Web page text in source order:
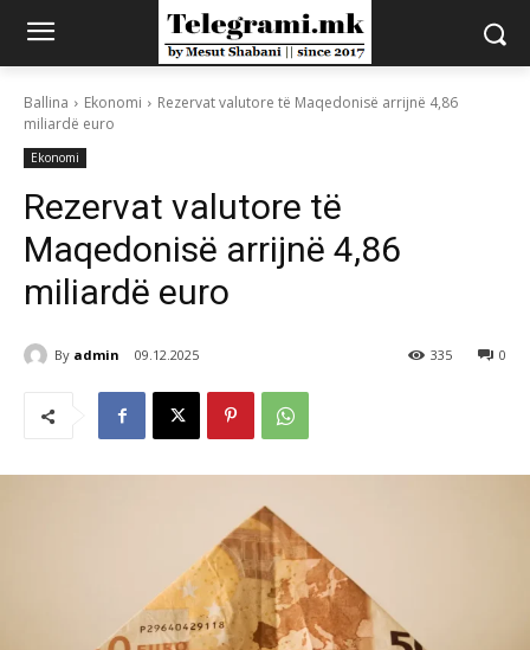
Ballina Ekonomi
Rezervat valutore të Maqedonisë arrijnë 4,86
miliardë euro
Ekonomi
Rezervat valutore të
Maqedonisë arrijnë 4,86
miliardë euro
By admin 09.12.2025 0
335